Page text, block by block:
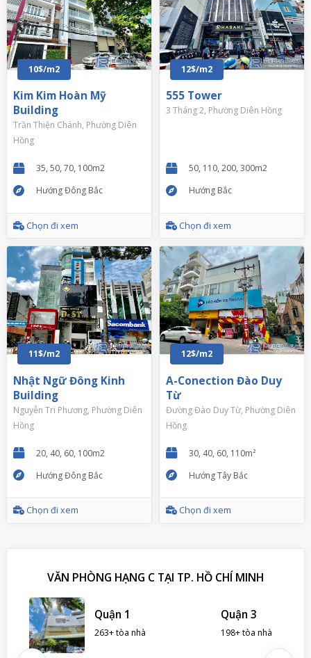
10$/m2
Kim Kim Hoàn Mỹ
Building
Trần Thiện Chánh, Phường Diên
Hồng
35, 50, 70, 100m2
Hướng Đông Bắc
Chọn đi xem
12$/m2
555 Tower
3 Tháng 2, Phường Diên Hồng
50, 110, 200, 300m2
Hướng Bắc
Chọn đi xem
11$/m2
Nhật Ngữ Đông Kinh
Building
Nguyễn Tri Phương, Phường Diên
Hồng
20, 40, 60, 100m2
Hướng Đông Bắc
Chọn đi xem
12$/m2
A-Conection Đào Duy
Từ
Đường Đào Duy Từ, Phường Diên
Hồng
30, 40, 60, 110m²
Hướng Tây Bắc
Chọn đi xem
VĂN PHÒNG HẠNG C TẠI TP. HỒ CHÍ MINH
Quận 1
263+ tòa nhà
Quận 3
198+ tòa nhà